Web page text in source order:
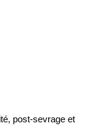
post-sevrage et